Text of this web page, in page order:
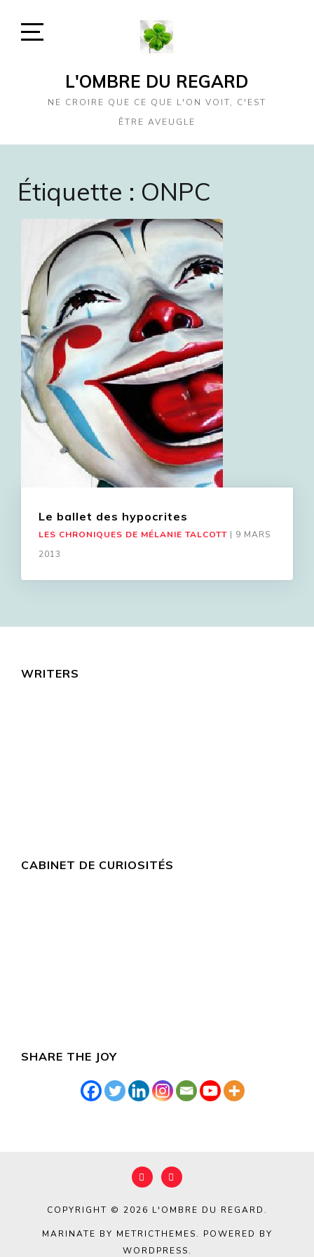
SidebarL'OMBRE DU REGARD
NE CROIRE QUE CE QUE L'ON VOIT, C'EST
ÊTRE AVEUGLE
Étiquette : ONPC
Le ballet des hypocrites
LES CHRONIQUES DE MÉLANIE TALCOTT | 9 MARS
2013
WRITERS
CABINET DE CURIOSITÉS
SHARE THE JOY
COPYRIGHT © 2026 L'OMBRE DU REGARD.
MARINATE BY METRICTHEMES. POWERED BY
WORDPRESS.